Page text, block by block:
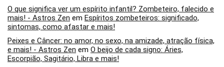
O que significa ver um espírito infantil? Zombeteiro, falecido e
mais! - Astros Zen em Espíritos zombeteiros: significado,
sintomas, como afastar e mais!
Peixes e Câncer: no amor, no sexo, na amizade, atração física,
e mais! - Astros Zen em O beijo de cada signo: Áries,
Escorpião, Sagitário, Libra e mais!